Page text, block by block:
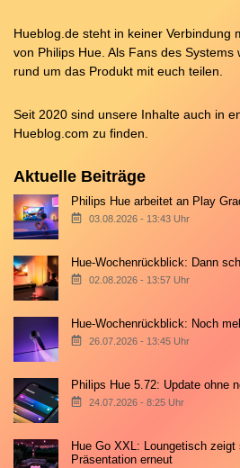
Hueblog.de steht in keiner Verbindung
von Philips Hue. Als Fans des Systems
rund um das Produkt mit euch teilen.
Seit 2020 sind unsere Inhalte auch in
Hueblog.com zu finden.
Aktuelle Beiträge
Philips Hue arbeitet an Play
03.08.2026 - 13:43 Uhr
Hue-Wochenrückblick: Dann
02.08.2026 - 13:57 Uhr
Hue-Wochenrückblick: Noch
26.07.2026 - 13:45 Uhr
Philips Hue 5.72: Update ohne
24.07.2026 - 8:25 Uhr
Hue Go XXL: Loungetisch
Präsentation erneut